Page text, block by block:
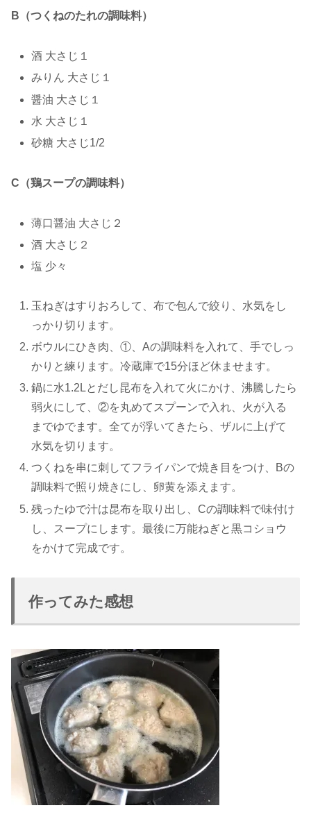
B（つくねのたれの調味料）
酒 大さじ１
みりん 大さじ１
醤油 大さじ１
水 大さじ１
砂糖 大さじ1/2
C（鶏スープの調味料）
薄口醤油 大さじ２
酒 大さじ２
塩 少々
玉ねぎはすりおろして、布で包んで絞り、水気をし
っかり切ります。
ボウルにひき肉、①、Aの調味料を入れて、手でしっ
かりと練ります。冷蔵庫で15分ほど休ませます。
鍋に水1.2Lとだし昆布を入れて火にかけ、沸騰したら
弱火にして、②を丸めてスプーンで入れ、火が入る
までゆでます。全てが浮いてきたら、ザルに上げて
水気を切ります。
つくねを串に刺してフライパンで焼き目をつけ、Bの
調味料で照り焼きにし、卵黄を添えます。
残ったゆで汁は昆布を取り出し、Cの調味料で味付け
し、スープにします。最後に万能ねぎと黒コショウ
をかけて完成です。
作ってみた感想